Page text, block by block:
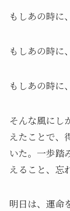
もしあの時に
もしあの時に
もしあの時に
そんな風にし
えたことで、
いた。一歩踏
えること、忘
明日は、運命